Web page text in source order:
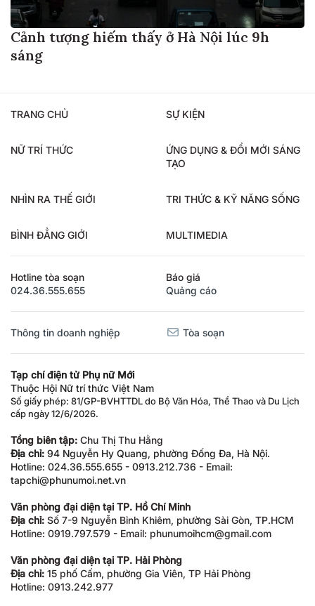
Cảnh tượng hiếm thấy ở Hà Nội lúc 9h
sáng
TRANG CHỦ SỰ KIỆN
NỮ TRÍ THỨC
ỨNG DỤNG & ĐỔI MỚI SÁNG
TẠO
NHÌN RA THẾ GIỚI TRI THỨC & KỸ NĂNG SỐNG
BÌNH ĐẲNG GIỚI MULTIMEDIA
Hotline tòa soạn
024.36.555.655
Báo giá
Quảng cáo
Thông tin doanh nghiệp Tòa soạn
Tạp chí điện tử Phụ nữ Mới
Thuộc Hội Nữ trí thức Việt Nam
Số giấy phép: 81/GP-BVHTTDL do Bộ Văn Hóa, Thể Thao và Du Lịch
cấp ngày 12/6/2026.
Tổng biên tập: Chu Thị Thu Hằng
Địa chỉ: 94 Nguyễn Hy Quang, phường Đống Đa, Hà Nội.
Hotline: 024.36.555.655 - 0913.212.736 - Email:
tapchi@phunumoi.net.vn
Văn phòng đại diện tại TP. Hồ Chí Minh
Địa chỉ: Số 7-9 Nguyễn Bỉnh Khiêm, phường Sài Gòn, TP.HCM
Hotline: 0919.797.579 - Email: phunumoihcm@gmail.com
Văn phòng đại diện tại TP. Hải Phòng
Địa chỉ: 15 phố Cấm, phường Gia Viên, TP Hải Phòng
Hotline: 0913.242.977